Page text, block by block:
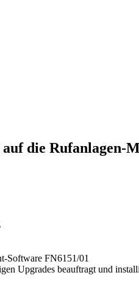
die Rufanlagen-
Software FN6151/01
Upgrades beauftragt und